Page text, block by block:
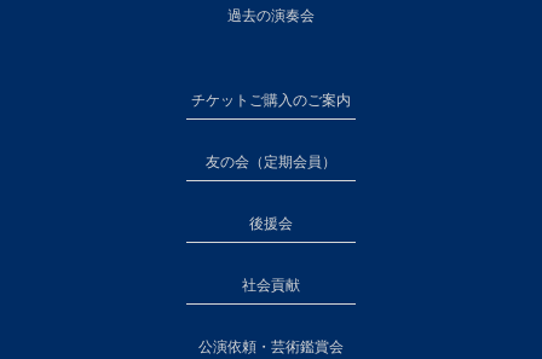
過去の演奏会
チケットご購入のご案内
友の会（定期会員）
後援会
社会貢献
公演依頼・芸術鑑賞会